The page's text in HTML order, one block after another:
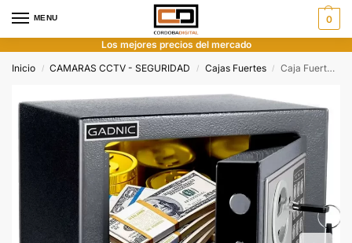
MENU 0
Los mejores precios del mercado
Inicio
/ CAMARAS CCTV - SEGURIDAD / Cajas Fuertes / Caja Fuerte Digital Gadnic